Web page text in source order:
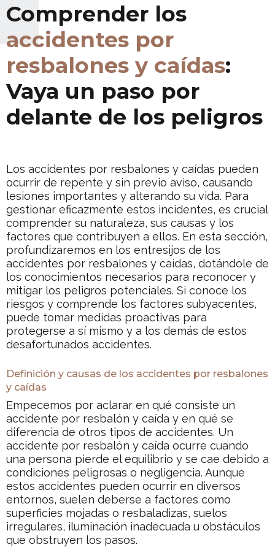
Comprender los
accidentes por
resbalones y caídas:
Vaya un paso por
delante de los peligros
Los accidentes por resbalones y caídas pueden
ocurrir de repente y sin previo aviso, causando
lesiones importantes y alterando su vida. Para
gestionar eficazmente estos incidentes, es crucial
comprender su naturaleza, sus causas y los
factores que contribuyen a ellos. En esta sección,
profundizaremos en los entresijos de los
accidentes por resbalones y caídas, dotándole de
los conocimientos necesarios para reconocer y
mitigar los peligros potenciales. Si conoce los
riesgos y comprende los factores subyacentes,
puede tomar medidas proactivas para
protegerse a sí mismo y a los demás de estos
desafortunados accidentes.
Definición y causas de los accidentes por resbalones
y caídas
Empecemos por aclarar en qué consiste un
accidente por resbalón y caída y en qué se
diferencia de otros tipos de accidentes. Un
accidente por resbalón y caída ocurre cuando
una persona pierde el equilibrio y se cae debido a
condiciones peligrosas o negligencia. Aunque
estos accidentes pueden ocurrir en diversos
entornos, suelen deberse a factores como
superficies mojadas o resbaladizas, suelos
irregulares, iluminación inadecuada u obstáculos
que obstruyen los pasos.